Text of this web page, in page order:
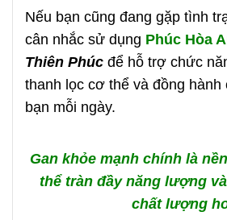
Nếu bạn cũng đang gặp tình
cân nhắc sử dụng Phúc Hòa
Thiên Phúc để hỗ trợ chức
thanh lọc cơ thể và đồng
bạn mỗi ngày.
Gan khỏe mạnh chính là
thể tràn đầy năng lượng
chất lượng